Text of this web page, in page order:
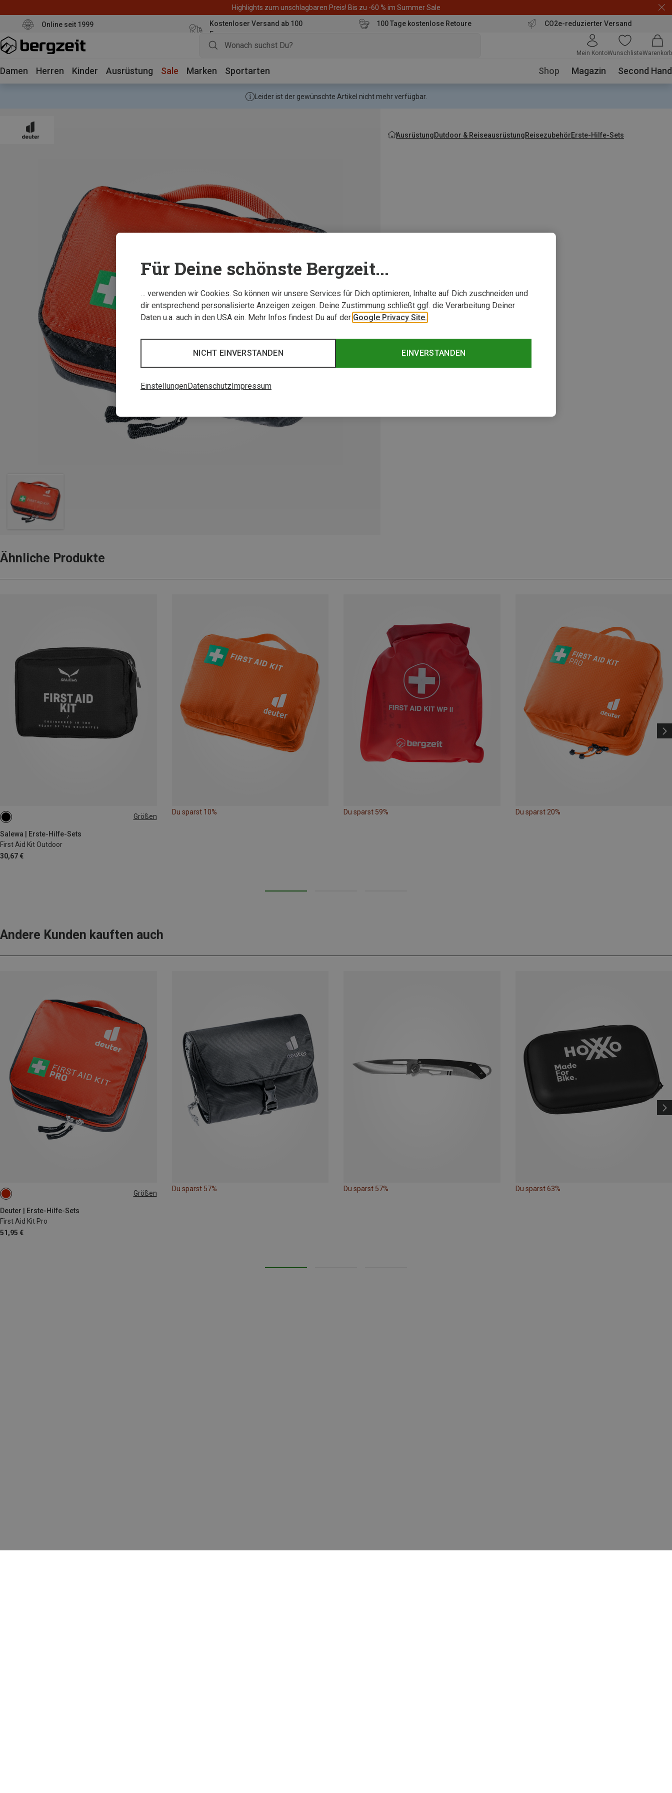
Highlights zum unschlagbaren Preis! Bis zu -60 % im Summer Sale
Online seit 1999
Kostenloser Versand ab 100
Euro
100 Tage kostenlose Retoure CO2e-reduzierter Versand
Mein KontoWunschlisteWarenkorb
Damen Herren Kinder Ausrüstung Sale Marken Sportarten Shop Magazin Second Hand
Leider ist der gewünschte Artikel nicht mehr verfügbar.
AusrüstungOutdoor & ReiseausrüstungReisezubehörErste-Hilfe-Sets
Ähnliche Produkte
Größen
Salewa | Erste-Hilfe-Sets
First Aid Kit Outdoor
30,67 €
ONE SIZE
Du sparst 10% Du sparst 59% Du sparst 20%
Andere Kunden kauften auch
Größen
Deuter | Erste-Hilfe-Sets
First Aid Kit Pro
51,95 €
ONE SIZE
Du sparst 57% Du sparst 57% Du sparst 63%
Für Deine schönste Bergzeit...
… verwenden wir Cookies. So können wir unsere Services für Dich optimieren, Inhalte auf Dich zuschneiden und
dir entsprechend personalisierte Anzeigen zeigen. Deine Zustimmung schließt ggf. die Verarbeitung Deiner
Daten u.a. auch in den USA ein. Mehr Infos findest Du auf der Google Privacy Site.
EINVERSTANDEN
NICHT EINVERSTANDEN
EinstellungenDatenschutzImpressum